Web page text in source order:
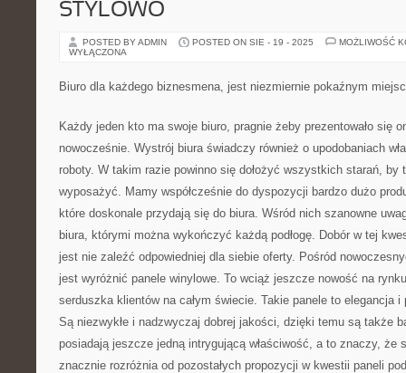
STYLOWO
POSTED BY ADMIN POSTED ON SIE - 19 - 2025
MOŻLIWOŚĆ
WYŁĄCZONA
Biuro dla każdego biznesmena, jest niezmiernie pokaźnym
Każdy jeden kto ma swoje biuro, pragnie żeby prezentowało się
nowocześnie. Wystrój biura świadczy również o upodobaniach
roboty. W takim razie powinno się dołożyć wszystkich starań, by
wyposażyć. Mamy współcześnie do dyspozycji bardzo dużo
które doskonale przydają się do biura. Wśród nich szanowne
biura, którymi można wykończyć każdą podłogę. Dobór w tej
jest nie zaleźć odpowiedniej dla siebie oferty. Pośród
jest wyróżnić panele winylowe. To wciąż jeszcze nowość na
serduszka klientów na całym świecie. Takie panele to elegancja
Są niezwykłe i nadzwyczaj dobrej jakości, dzięki temu są także
posiadają jeszcze jedną intrygującą właściwość, a to znaczy, że
znacznie rozróżnia od pozostałych propozycji w kwestii paneli